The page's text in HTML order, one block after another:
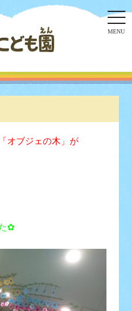
MENU
オブジェの木」が
✿